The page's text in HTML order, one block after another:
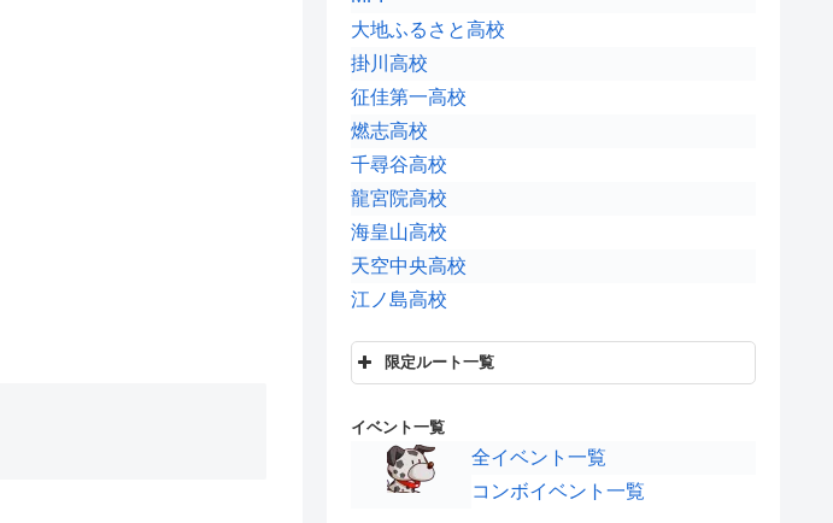
大地ふるさと高校
掛川高校
征佳第一高校
燃志高校
千尋谷高校
龍宮院高校
海皇山高校
天空中央高校
江ノ島高校
限定ルート一覧
青空タッグ
聖ライカー学院
イベント一覧
全イベント一覧
コンボイベント一覧